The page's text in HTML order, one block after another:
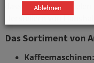
dass die Marke in
Herstellern von
Das Sortiment von
Kaffeemaschinen:
Ablehnen